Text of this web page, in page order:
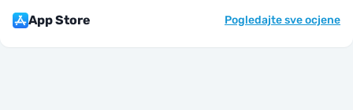
App Store Pogledajte sve ocjene